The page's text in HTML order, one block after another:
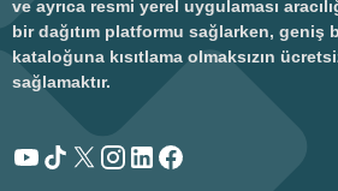
ve ayrıca resmi yerel uygulaması
bir dağıtım platformu sağlarken, geniş
kataloğuna kısıtlama olmaksızın
sağlamaktır.